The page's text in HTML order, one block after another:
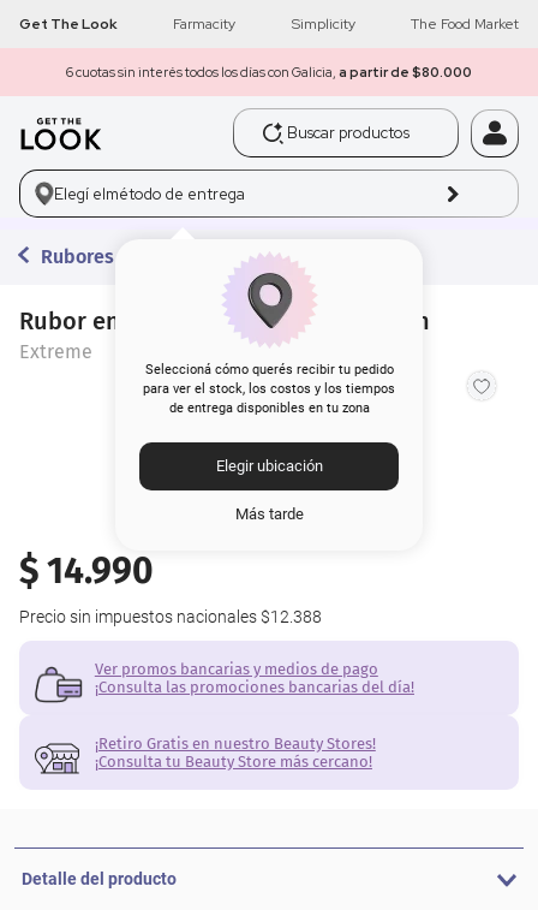
Get The Look Farmacity Simplicity The Food Market
6 cuotas sin interés todos los días con Galicia, a partir de $80.000
Buscar productos
Elegí elmétodo de entrega
Seleccioná cómo querés recibir tu pedido
para ver el stock, los costos y los tiempos
de entrega disponibles en tu zona
Elegir ubicación
Más tarde
Rubores
Rubor en Crema Extreme Magic Blush
Extreme
$14.990
Precio sin impuestos nacionales $12.388
Ver promos bancarias y medios de pago
¡Consulta las promociones bancarias del día!
¡Retiro Gratis en nuestro Beauty Stores!
¡Consulta tu Beauty Store más cercano!
Detalle del producto
get the look
máscara pestañas
3. loreal
4.